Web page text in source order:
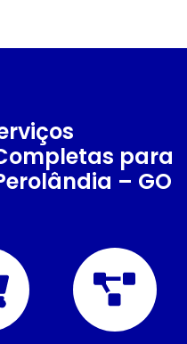
para
– GO